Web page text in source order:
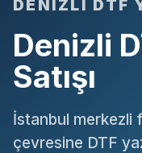
DENIZLI DTF
Denizli
Satışı
İstanbul merkezli
çevresine DTF